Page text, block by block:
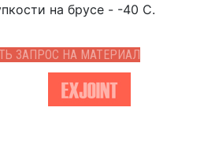
на брусе - -40 С.
ЗАПРОС НА МАТЕРИАЛ